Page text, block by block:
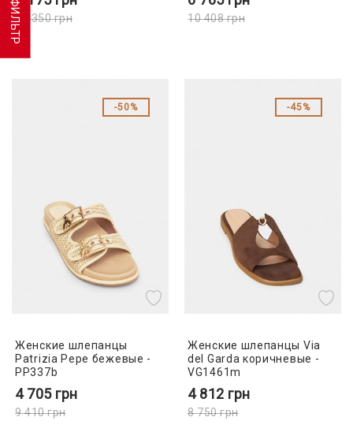
ФИЛЬТР10 350грн 10 408грн
50%
Женские шлепанцы
Patrizia Pepe бежевые -
PP337b
4 705 грн
9 410грн
45%
Женские шлепанцы Via
del Garda коричневые -
VG1461m
4 812 грн
8 750грн